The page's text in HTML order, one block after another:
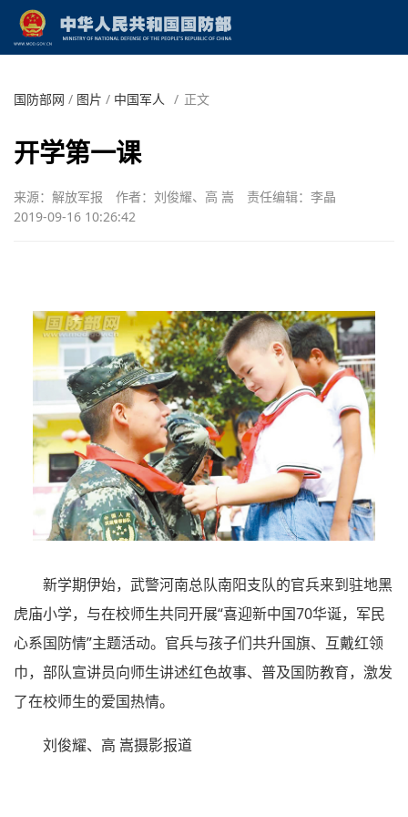
国防部网 / 图片 / 中国军人 / 正文
开学第一课
来源：解放军报 作者：刘俊耀、高 嵩
责任编辑：李晶
2019-09-16 10:26:42
新学期伊始，武警河南总队南阳支队的官兵来到驻地黑
虎庙小学，与在校师生共同开展“喜迎新中国70华诞，军民
心系国防情”主题活动。官兵与孩子们共升国旗、互戴红领
巾，部队宣讲员向师生讲述红色故事、普及国防教育，激发
了在校师生的爱国热情。
刘俊耀、高 嵩摄影报道